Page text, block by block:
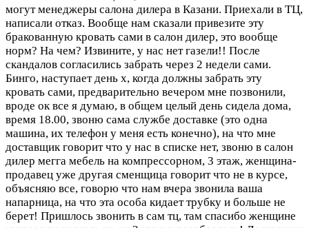
могут менеджеры салона дилера в Казани. Приехали в ТЦ,
написали отказ. Вообще нам сказали привезите эту
бракованную кровать сами в салон дилер, это вообще
норм? На чем? Извините, у нас нет газели!! После
скандалов согласились забрать через 2 недели сами.
Бинго, наступает день х, когда должны забрать эту
кровать сами, предварительно вечером мне позвонили,
вроде ок все я думаю, в общем целый день сидела дома,
время 18.00, звоню сама службе доставке (это одна
машина, их телефон у меня есть конечно), на что мне
доставщик говорит что у нас в списке нет, звоню в салон
дилер мегга мебель на компрессорном, 3 этаж, женщина-
продавец уже другая сменщица говорит что не в курсе,
объясняю все, говорю что нам вчера звонила ваша
напарница, на что эта особа кидает трубку и больше не
берет! Пришлось звонить в сам тц, там спасибо женщине